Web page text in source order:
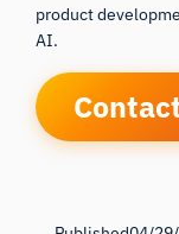
product
AI.